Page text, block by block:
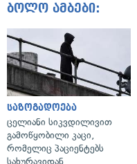
ბოლო ამბები:
საზოგადოება
ცელიანი სიკვდილივით
გამოწყობილი კაცი,
რომელიც პაციენტებს